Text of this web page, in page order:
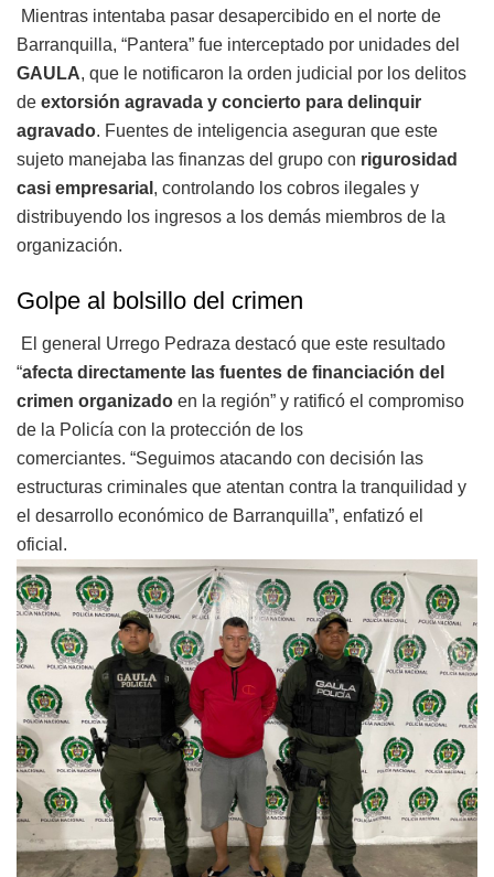
Mientras intentaba pasar desapercibido en el norte de
Barranquilla, “Pantera” fue interceptado por unidades del
GAULA, que le notificaron la orden judicial por los delitos
de extorsión agravada y concierto para delinquir
agravado. Fuentes de inteligencia aseguran que este
sujeto manejaba las finanzas del grupo con rigurosidad
casi empresarial , controlando los cobros ilegales y
distribuyendo los ingresos a los demás miembros de la
organización.
Golpe al bolsillo del crimen
El general Urrego Pedraza destacó que este resultado
“afecta directamente las fuentes de financiación del
crimen organizado en la región” y ratificó el compromiso
de la Policía con la protección de los
comerciantes. “Seguimos atacando con decisión las
estructuras criminales que atentan contra la tranquilidad y
el desarrollo económico de Barranquilla”, enfatizó el
oficial.